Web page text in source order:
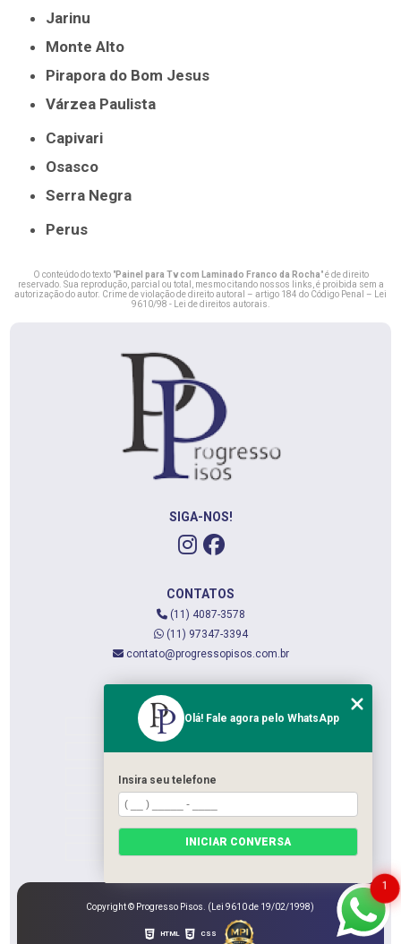
Jarinu
Monte Alto
Pirapora do Bom Jesus
Várzea Paulista
Capivari
Osasco
Serra Negra
Perus
O conteúdo do texto "Painel para Tv com Laminado Franco da Rocha" é de direito
reservado. Sua reprodução, parcial ou total, mesmo citando nossos links, é proibida sem a
autorização do autor. Crime de violação de direito autoral – artigo 184 do Código Penal –
Lei
9610/98 - Lei de direitos autorais
SIGA-NOS!
CONTATOS
(11) 4087-3578
(11) 97347-3394
contato@progressopisos.com.br
QUEM SOMOS
SERVIÇOS
CATEGORIAS
Copyright © Progresso Pisos. (Lei 9610 de 19/02/1998)
HTML CSS
1
Olá! Fale agora pelo WhatsApp
Insira seu telefone
INICIAR CONVERSA